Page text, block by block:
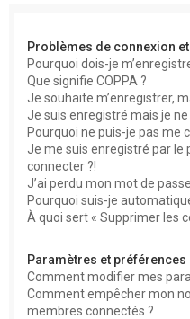
Problèmes de connexion
Pourquoi dois-je
Que signifie COPPA ?
Je souhaite m’enregistrer,
Je suis enregistré mais je
Pourquoi ne puis-je pas me
Je me suis enregistré par le
connecter ?!
J’ai perdu mon mot de
Pourquoi suis-je
À quoi sert « Supprimer les
Paramètres et préférences
Comment modifier mes
Comment empêcher mon
membres connectés ?